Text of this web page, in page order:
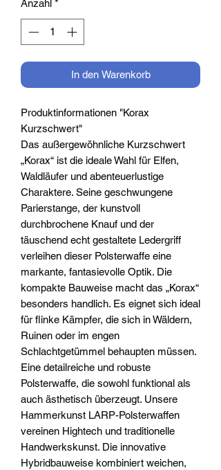
Anzahl *
In den Warenkorb
Produktinformationen "Korax
Kurzschwert"
Das außergewöhnliche Kurzschwert
„Korax“ ist die ideale Wahl für Elfen,
Waldläufer und abenteuerlustige
Charaktere. Seine geschwungene
Parierstange, der kunstvoll
durchbrochene Knauf und der
täuschend echt gestaltete Ledergriff
verleihen dieser Polsterwaffe eine
markante, fantasievolle Optik. Die
kompakte Bauweise macht das „Korax“
besonders handlich. Es eignet sich ideal
für flinke Kämpfer, die sich in Wäldern,
Ruinen oder im engen
Schlachtgetümmel behaupten müssen.
Eine detailreiche und robuste
Polsterwaffe, die sowohl funktional als
auch ästhetisch überzeugt. Unsere
Hammerkunst LARP-Polsterwaffen
vereinen Hightech und traditionelle
Handwerkskunst. Die innovative
Hybridbauweise kombiniert weichen,